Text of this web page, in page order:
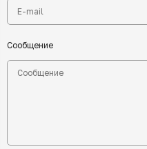
Сообщение